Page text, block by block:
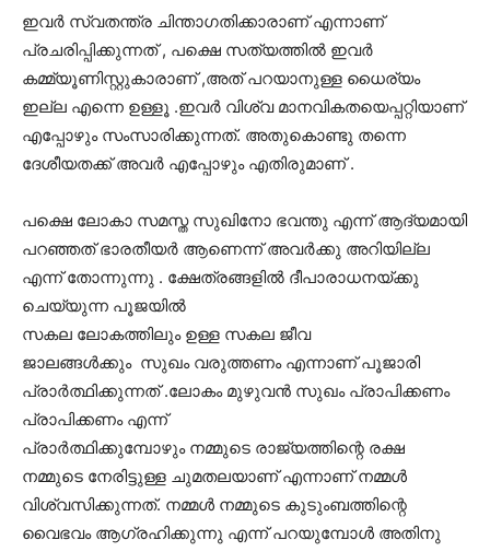
ഇവർ സ്വതന്ത്ര ചിന്താഗതിക്കാരാണ് എന്നാണ്
പ്രചരിപ്പിക്കുന്നത് , പക്ഷെ സത്യത്തിൽ ഇവർ
കമ്മ്യൂണിസ്റ്റുകാരാണ് ,അത് പറയാനുള്ള ധൈര്യം
ഇല്ല എന്നെ ഉള്ളൂ .ഇവർ വിശ്വ മാനവികതയെപ്പറ്റിയാണ്
എപ്പോഴും സംസാരിക്കുന്നത്. അതുകൊണ്ടു തന്നെ
ദേശീയതക്ക് അവർ എപ്പോഴും എതിരുമാണ് .
പക്ഷെ ലോകാ സമസ്ത സുഖിനോ ഭവന്തു എന്ന് ആദ്യമായി
പറഞ്ഞത് ഭാരതീയർ ആണെന്ന് അവർക്കു അറിയില്ല
എന്ന് തോന്നുന്നു . ക്ഷേത്രങ്ങളിൽ ദീപാരാധനയ്ക്കു
ചെയ്യുന്ന പൂജയിൽ
സകല ലോകത്തിലും ഉള്ള സകല ജീവ
ജാലങ്ങൾക്കും സുഖം വരുത്തണം എന്നാണ് പൂജാരി
പ്രാർത്ഥിക്കുന്നത് .ലോകം മുഴുവൻ സുഖം പ്രാപിക്കണം
പ്രാപിക്കണം എന്ന്
പ്രാർത്ഥിക്കുമ്പോഴും നമ്മുടെ രാജ്യത്തിന്റെ രക്ഷ
നമ്മുടെ നേരിട്ടുള്ള ചുമതലയാണ് എന്നാണ് നമ്മൾ
വിശ്വസിക്കുന്നത്. നമ്മൾ നമ്മുടെ കുടുംബത്തിന്റെ
വൈഭവം ആഗ്രഹിക്കുന്നു എന്ന് പറയുമ്പോൾ അതിനു